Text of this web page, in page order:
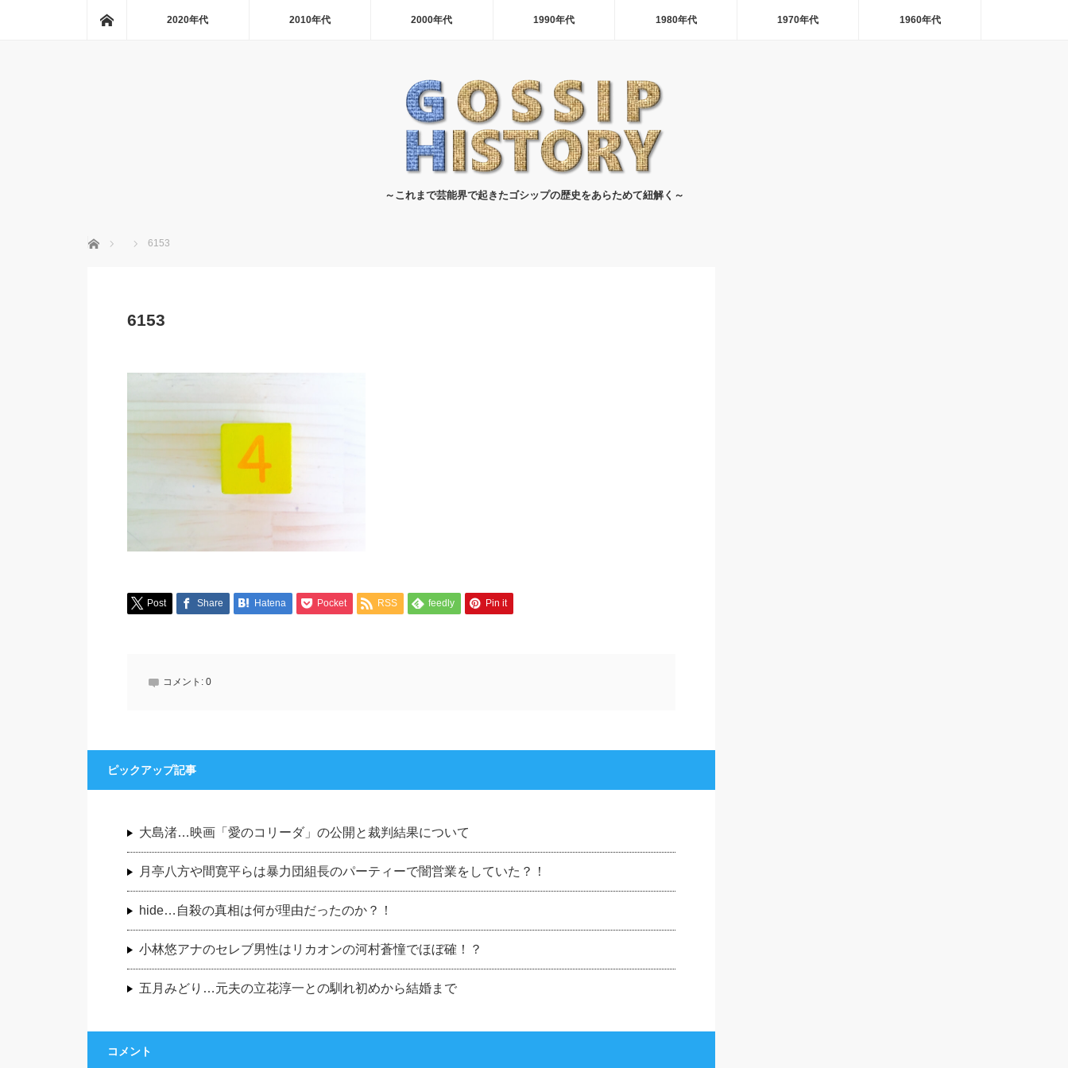
2020年代 2010年代 2000年代 1990年代 1980年代 1970年代 1960年代
～これまで芸能界で起きたゴシップの歴史をあらためて紐解く～
ホーム 6153
6153
Post Share Hatena Pocket RSS feedly Pin it
コメント: 0
ピックアップ記事
大島渚…映画「愛のコリーダ」の公開と裁判結果について
月亭八方や間寛平らは暴力団組長のパーティーで闇営業をしていた？！
hide…自殺の真相は何が理由だったのか？！
小林悠アナのセレブ男性はリカオンの河村蒼憧でほぼ確！？
五月みどり…元夫の立花淳一との馴れ初めから結婚まで
コメント